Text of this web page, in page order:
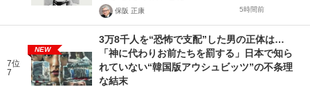
保阪 正康 5時間前
7位
7
NEW
3万8千人を“恐怖で支配”した男の正体は…
「神に代わりお前たちを罰する」日本で知ら
れていない“韓国版アウシュビッツ”の不条理
な結末